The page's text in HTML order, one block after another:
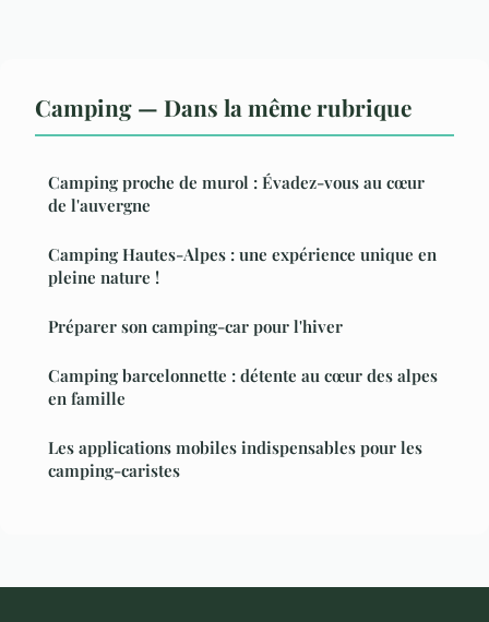
Camping — Dans la même rubrique
Camping proche de murol : Évadez-vous au cœur
de l'auvergne
Camping Hautes-Alpes : une expérience unique en
pleine nature !
Préparer son camping-car pour l'hiver
Camping barcelonnette : détente au cœur des alpes
en famille
Les applications mobiles indispensables pour les
camping-caristes